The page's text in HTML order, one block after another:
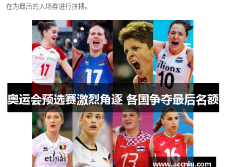
在为最后的入场券进行拼搏。